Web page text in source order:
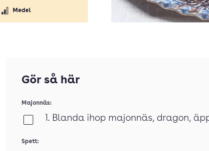
Medel
Gör så här
Majonnäs:
1. Blanda ihop majonnäs, dragon,
Spett: